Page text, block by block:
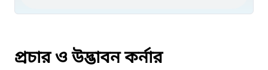
প্রচার ও উদ্ভাবন কর্নার